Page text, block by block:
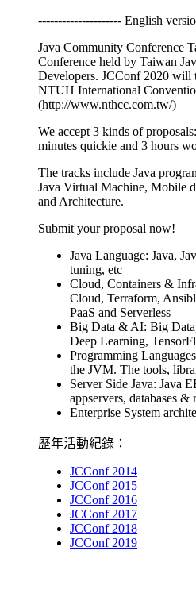
--------------------- English
Java Community Conference
Conference held by Taiwan
Developers. JCConf 2020 will
NTUH International
(http://www.nthcc.com.tw/)
We accept 3 kinds of
minutes quickie and 3 hours
The tracks include Java
Java Virtual Machine, Mobile
and Architecture.
Submit your proposal now!
Java Language: Java,
tuning, etc
Cloud, Containers &
Cloud, Terraform,
PaaS and Serverless
Big Data & AI: Big
Deep Learning,
Programming
the JVM. The tools,
Server Side Java: Java
appservers, databases &
Enterprise System
歷年活動紀錄：
JCConf 2014
JCConf 2015
JCConf 2016
JCConf 2017
JCConf 2018
JCConf 2019